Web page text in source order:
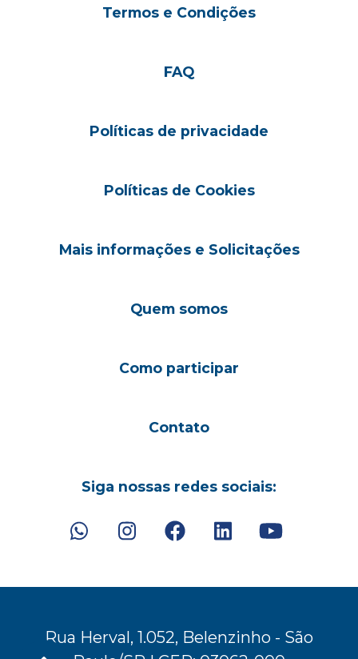
Termos e Condições
FAQ
Políticas de privacidade
Políticas de Cookies
Mais informações e Solicitações
Quem somos
Como participar
Contato
Siga nossas redes sociais:
Rua Herval, 1.052, Belenzinho - São